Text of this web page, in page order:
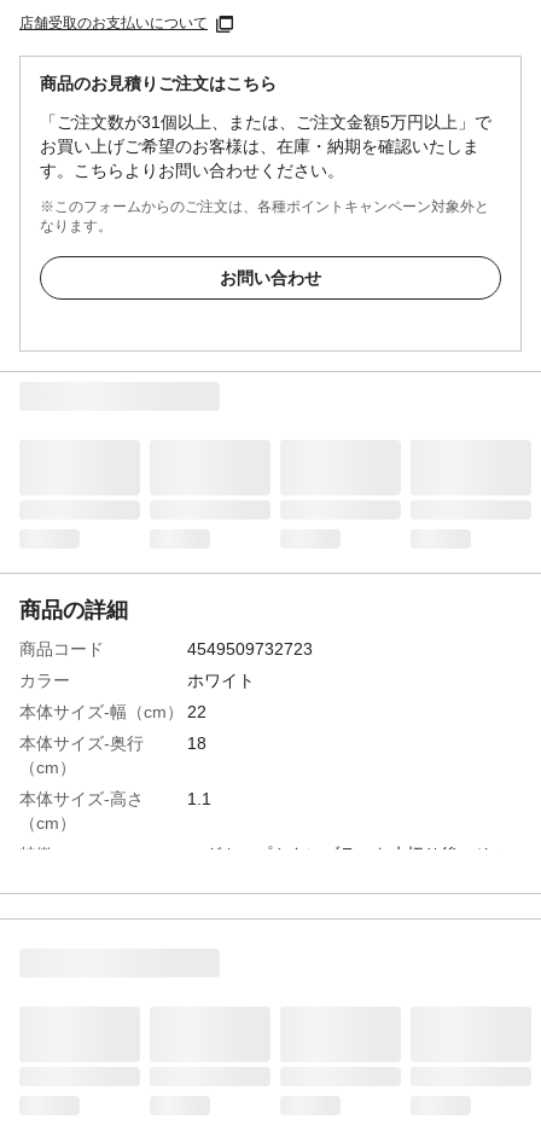
店舗受取のお支払いについて
商品のお見積りご注文はこちら
「ご注文数が31個以上、または、ご注文金額5万円以上」で
お買い上げご希望のお客様は、在庫・納期を確認いたしま
す。こちらよりお問い合わせください。
※このフォームからのご注文は、各種ポイントキャンペーン対象外と
なります。
お問い合わせ
商品の詳細
商品コード
4549509732723
カラー
ホワイト
本体サイズ-幅（cm）
22
本体サイズ-奥行
（cm）
18
本体サイズ-高さ
（cm）
1.1
特徴
マグカップやタンブラーを水切り後、その